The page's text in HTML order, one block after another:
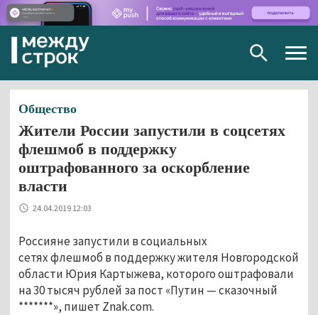
Общество
Жители России запустили в соцсетях
флешмоб в поддержку
оштрафованного за оскорбление
власти
24.04.2019 12:03
Россияне запустили в социальных
сетях флешмоб в поддержку жителя Новгородской
области Юрия Картыжева, которого оштрафовали
на 30 тысяч рублей за пост «Путин — сказочный
*******», пишет Znak.com.